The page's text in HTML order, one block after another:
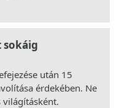
sokáig
után 15
érdekében. Ne
világításként.